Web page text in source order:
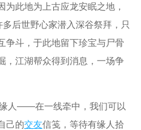
为此地为上古应龙安眠之地，
多后世野心家潜入深谷祭拜，只
争斗，于此地留下珍宝与尸骨
，江湖帮众得到消息，一场争
缘人——在一线牵中，我们可以
己的交友信笺，等待有缘人拾